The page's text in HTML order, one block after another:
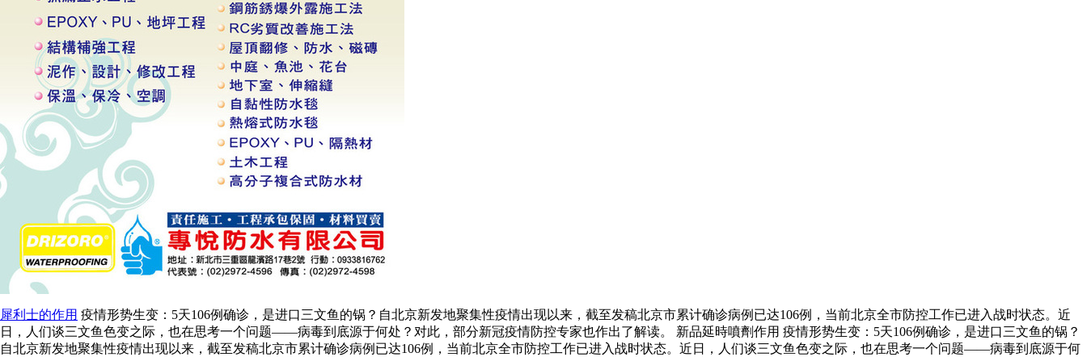
犀利士的作用 疫情形势生变：5天106例确诊，是进口三文鱼的锅？自北京新发地聚集性疫情出现以来，截至发稿北京市累计确诊病例已达106例，当前北京全市防控工作已进入战时状态。近
日，人们谈三文鱼色变之际，也在思考一个问题——病毒到底源于何处？对此，部分新冠疫情防控专家也作出了解读。 新品延時噴劑作用 疫情形势生变：5天106例确诊，是进口三文鱼的锅？
自北京新发地聚集性疫情出现以来，截至发稿北京市累计确诊病例已达106例，当前北京全市防控工作已进入战时状态。近日，人们谈三文鱼色变之际，也在思考一个问题——病毒到底源于何